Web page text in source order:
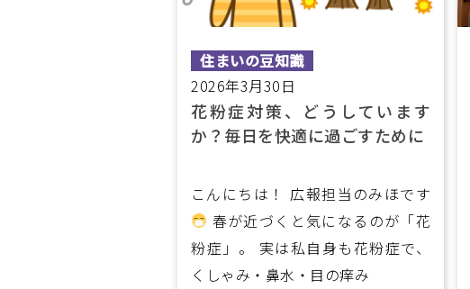
住まいの豆知識
2026年3月30日
花粉症対策、どうしています
か？毎日を快適に過ごすために
こんにちは！ 広報担当のみほです
春が近づくと気になるのが「花
粉症」。 実は私自身も花粉症で、
くしゃみ・鼻水・目の痒み